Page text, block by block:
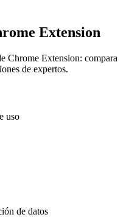
Extension
Chrome Extension: compara
de expertos.
uso
de datos